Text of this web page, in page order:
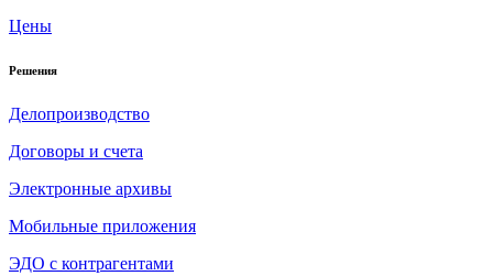
Цены
Решения
Делопроизводство
Договоры и счета
Электронные архивы
Мобильные приложения
ЭДО с контрагентами